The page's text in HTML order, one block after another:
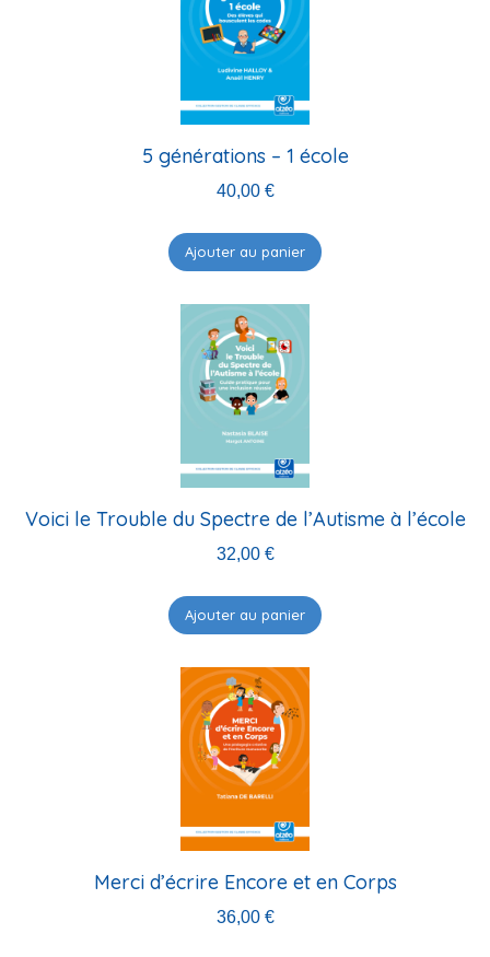
5 générations – 1 école
40,00 €
Ajouter au panier
Voici le Trouble du Spectre de l’Autisme à l’école
32,00 €
Ajouter au panier
Merci d’écrire Encore et en Corps
36,00 €